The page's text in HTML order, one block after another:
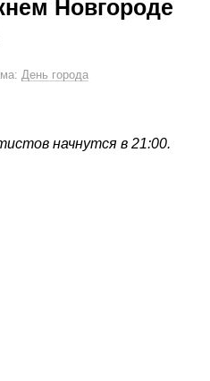
Новгороде
День города
начнутся в 21:00.